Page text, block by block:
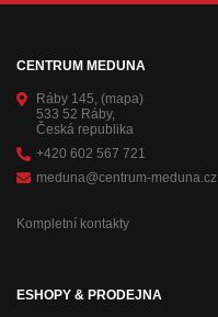
CENTRUM MEDUNA
Ráby 145, (mapa)
533 52 Ráby,
Česká republika
+420 602 567 721
meduna@centrum-meduna.cz
Kompletní kontakty
ESHOPY & PRODEJNA